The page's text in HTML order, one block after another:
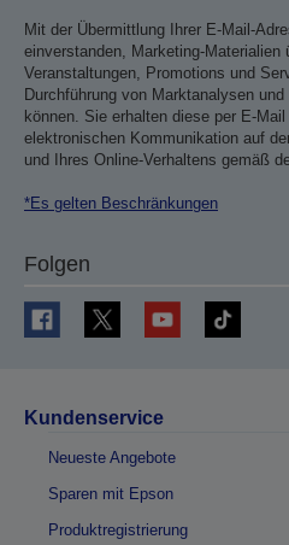
Mit der Übermittlung Ihrer E-Mail-
einverstanden, Marketing-Materialien
Veranstaltungen, Promotions und
Durchführung von Marktanalysen
können. Sie erhalten diese per E-
elektronischen Kommunikation auf
und Ihres Online-Verhaltens gemäß
*Es gelten Beschränkungen
Folgen
Kundenservice
Neueste Angebote
Sparen mit Epson
Produktregistrierung